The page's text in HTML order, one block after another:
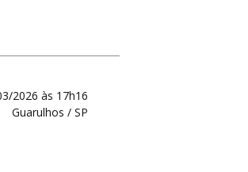
2026 às 17h16
Guarulhos / SP